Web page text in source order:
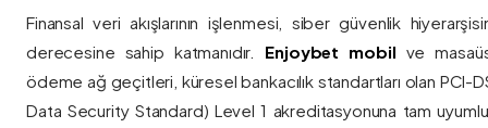
Finansal veri akışlarının işlenmesi, siber güvenlik
derecesine sahip katmanıdır. Enjoybet mobil ve
ödeme ağ geçitleri, küresel bankacılık standartları olan PCI-
Data Security Standard) Level 1 akreditasyonuna tam